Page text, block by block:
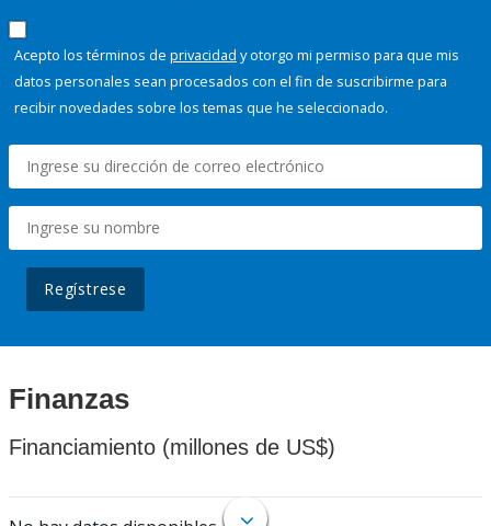
Acepto los términos de privacidad y otorgo mi permiso para que mis
datos personales sean procesados con el fin de suscribirme para
recibir novedades sobre los temas que he seleccionado.
Regístrese
Finanzas
Financiamiento (millones de US$)